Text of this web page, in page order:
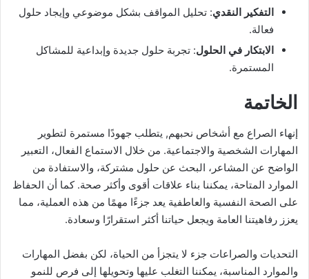
التفكير النقدي: تحليل المواقف بشكل موضوعي وإيجاد حلول
فعالة.
الابتكار في الحلول: تجربة حلول جديدة وإبداعية للمشاكل
المستمرة.
الخاتمة
إنهاء الصراع مع أشخاص نحبهم, يتطلب جهودًا مستمرة لتطوير
المهارات الشخصية والاجتماعية. من خلال الاستماع الفعال، التعبير
الواضح عن المشاعر، البحث عن حلول مشتركة، والاستفادة من
الموارد المتاحة، يمكننا بناء علاقات أقوى وأكثر صحة. كما أن الحفاظ
على الصحة النفسية والعاطفية يعد جزءًا مهمًا من هذه العملية، مما
يعزز رفاهيتنا العامة ويجعل حياتنا أكثر استقرارًا وسعادة.
التحديات والصراعات جزء لا يتجزأ من الحياة، لكن بفضل المهارات
والموارد المناسبة، يمكننا التغلب عليها وتحويلها إلى فرص للنمو